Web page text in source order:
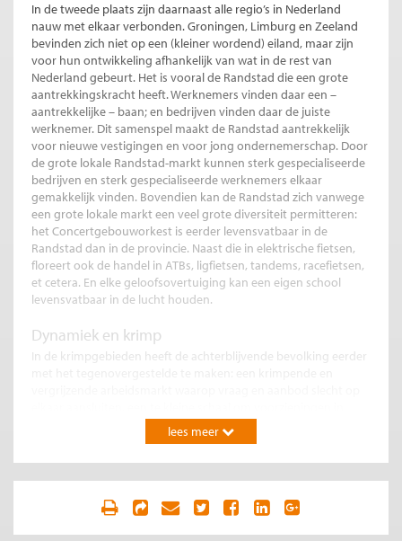
In de tweede plaats zijn daarnaast alle regio’s in Nederland
nauw met elkaar verbonden. Groningen, Limburg en Zeeland
bevinden zich niet op een (kleiner wordend) eiland, maar zijn
voor hun ontwikkeling afhankelijk van wat in de rest van
Nederland gebeurt. Het is vooral de Randstad die een grote
aantrekkingskracht heeft. Werknemers vinden daar een –
aantrekkelijke – baan; en bedrijven vinden daar de juiste
werknemer. Dit samenspel maakt de Randstad aantrekkelijk
voor nieuwe vestigingen en voor jong ondernemerschap. Door
de grote lokale Randstad-markt kunnen sterk gespecialiseerde
bedrijven en sterk gespecialiseerde werknemers elkaar
gemakkelijk vinden. Bovendien kan de Randstad zich vanwege
een grote lokale markt een veel grote diversiteit permitteren:
het Concertgebouworkest is eerder levensvatbaar in de
Randstad dan in de provincie. Naast die in elektrische fietsen,
floreert ook de handel in ATBs, ligfietsen, tandems, racefietsen,
et cetera. En elke geloofsovertuiging kan een eigen school
levensvatbaar in de lucht houden.
Dynamiek en krimp
In de krimpgebieden heeft de achterblijvende bevolking eerder
stand te houden (detailhandel, scholen, zorg, zwembaden, et
cetera). En boven deze sombere neergang zweeft als een
maken een gebied snel onaantrekkelijk. Een armoedeval zet de
lees meer